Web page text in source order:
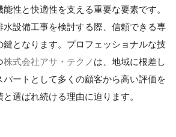
性と快適性を支える重要な要素です。
水設備工事を検討する際、信頼できる専
鍵となります。プロフェッショナルな技
株式会社アサ・テクノ は、地域に根差し
パートとして多くの顧客から高い評価を
選ばれ続ける理由に迫ります。